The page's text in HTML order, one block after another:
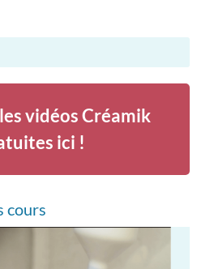
vidéos Créamik
ici !
cours